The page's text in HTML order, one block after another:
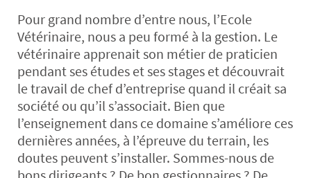
Pour grand nombre d’entre nous, l’Ecole
Vétérinaire, nous a peu formé à la gestion. Le
vétérinaire apprenait son métier de praticien
pendant ses études et ses stages et découvrait
le travail de chef d’entreprise quand il créait sa
société ou qu’il s’associait. Bien que
l’enseignement dans ce domaine s’améliore ces
dernières années, à l’épreuve du terrain, les
doutes peuvent s’installer. Sommes-nous de